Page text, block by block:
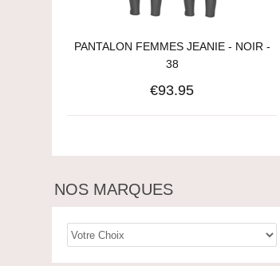
PANTALON FEMMES JEANIE - NOIR -
38
€93.95
NOS MARQUES